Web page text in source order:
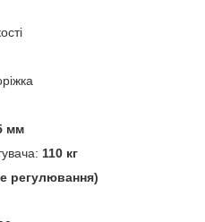
мм
110 кг
регулювання)